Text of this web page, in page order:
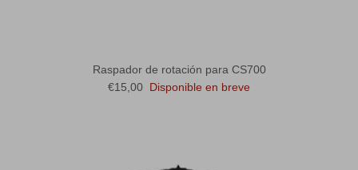
Raspador de rotación para CS700
Precio normal
€15,00 Disponible en breve